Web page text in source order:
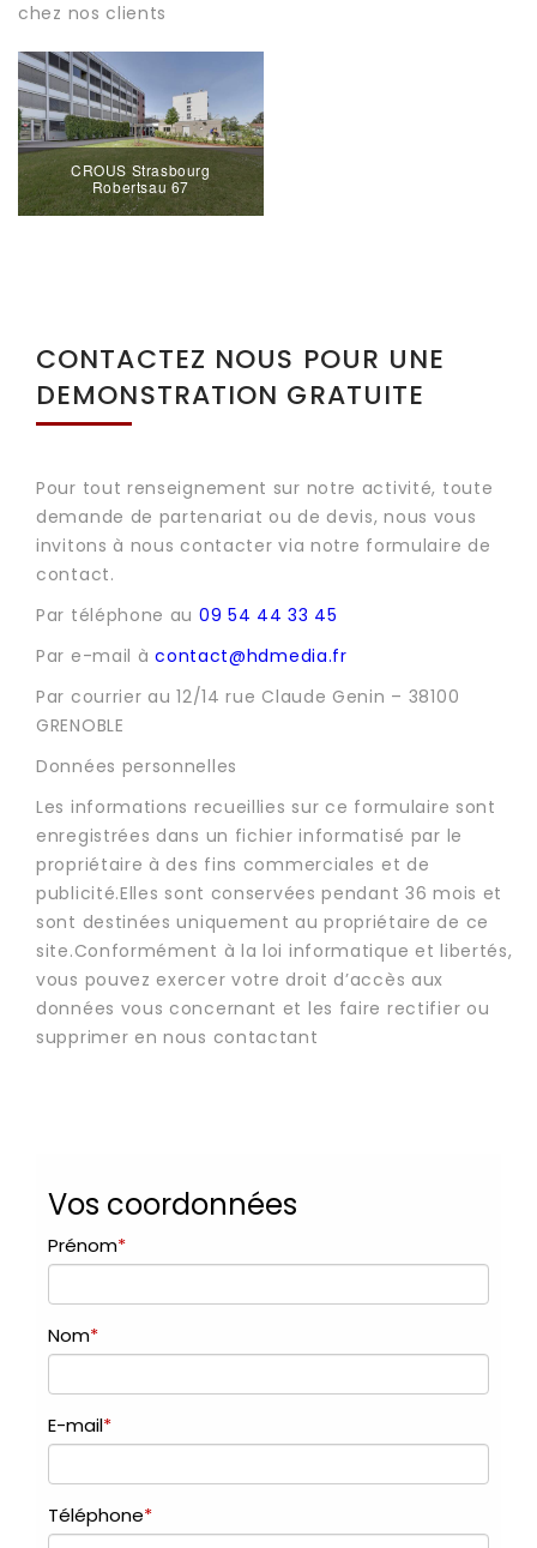
chez nos clients
CROUS Strasbourg
Robertsau 67
CONTACTEZ NOUS POUR UNE
DEMONSTRATION GRATUITE
Pour tout renseignement sur notre activité, toute
demande de partenariat ou de devis, nous vous
invitons à nous contacter via notre formulaire de
contact.
Par téléphone au 09 54 44 33 45
Par e-mail àcontact@hdmedia.fr
Par courrier au 12/14 rue Claude Genin – 38100
GRENOBLE
Données personnelles
Les informations recueillies sur ce formulaire sont
enregistrées dans un fichier informatisé par le
propriétaire à des fins commerciales et de
publicité.Elles sont conservées pendant 36 mois et
sont destinées uniquement au propriétaire de ce
site.Conformément à la loi informatique et libertés,
vous pouvez exercer votre droit d’accès aux
données vous concernant et les faire rectifier ou
supprimer en nous contactant